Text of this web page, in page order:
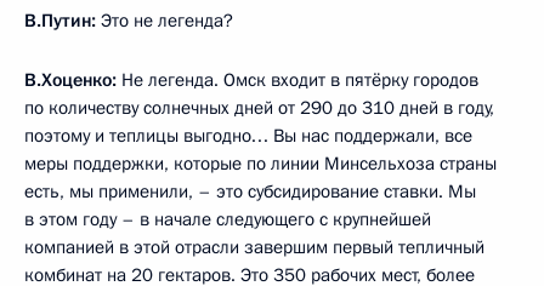
В.Путин: Это не легенда?
В.Хоценко: Не легенда. Омск входит в пятёрку городов
по количеству солнечных дней от 290 до 310 дней в году,
поэтому и теплицы выгодно… Вы нас поддержали, все
меры поддержки, которые по линии Минсельхоза страны
есть, мы применили, – это субсидирование ставки. Мы
в этом году – в начале следующего с крупнейшей
компанией в этой отрасли завершим первый тепличный
комбинат на 20 гектаров. Это 350 рабочих мест, более